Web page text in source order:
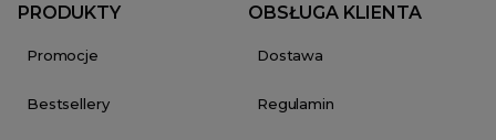
PRODUKTY
Promocje
Bestsellery
OBSŁUGA KLIENTA
Dostawa
Regulamin